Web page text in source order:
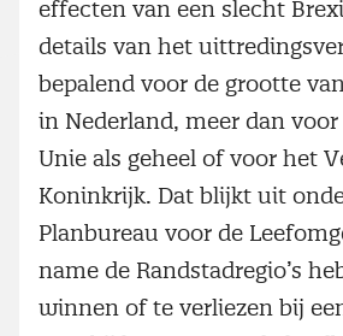
effecten van een slecht
details van het
bepalend voor de grootte
in Nederland, meer dan voor
Unie als geheel of voor het
Koninkrijk. Dat blijkt uit
Planbureau voor de
name de Randstadregio’s
winnen of te verliezen bij